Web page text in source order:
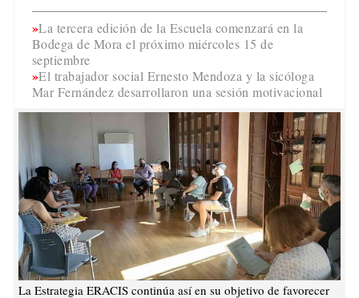
La tercera edición de la Escuela comenzará en la
Bodega de Mora el próximo miércoles 15 de
septiembre
El trabajador social Ernesto Mendoza y la sicóloga
Mar Fernández desarrollaron una sesión motivacional
La Estrategia ERACIS continúa así en su objetivo de favorecer